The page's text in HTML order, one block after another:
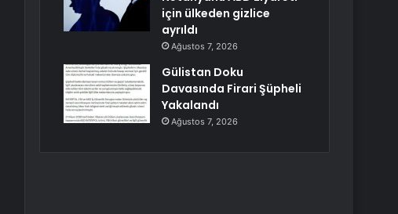
için ülkeden gizlice
ayrıldı
Ağustos 7, 2026
Gülistan Doku
Davasında Firari Şüpheli
Yakalandı
Ağustos 7, 2026